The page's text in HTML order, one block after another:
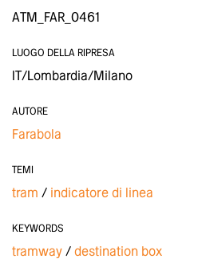
ATM_FAR_0461
LUOGO DELLA RIPRESA
IT/Lombardia/Milano
AUTORE
Farabola
TEMI
tram indicatore di linea
KEYWORDS
tramway destination box